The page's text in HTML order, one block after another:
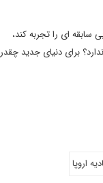
ای را تجربه کند،
برای دنیای جدید چقدر
اروپا